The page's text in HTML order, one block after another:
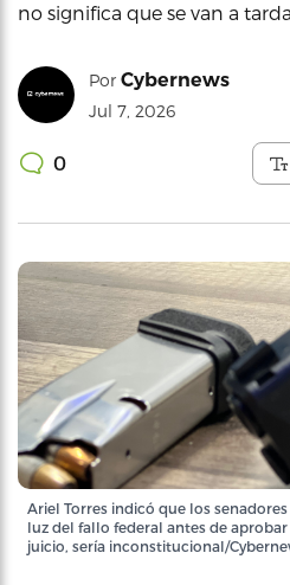
no significa que se van a
Por Cybernews
Jul 7, 2026
0
Ariel Torres indicó que los
luz del fallo federal antes de
juicio, sería inconstitucional/